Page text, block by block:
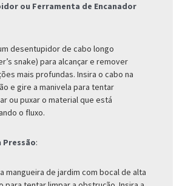
ou Ferramenta de Encanador
desentupidor de cabo longo
snake) para alcançar e remover
mais profundas. Insira o cabo na
e gire a manivela para tentar
ou puxar o material que está
o fluxo.
Pressão:
mangueira de jardim com bocal de alta